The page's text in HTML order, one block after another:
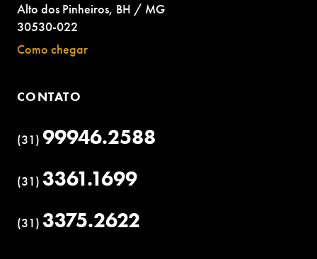
Alto dos Pinheiros, BH / MG
30530-022
Como chegar
CONTATO
(31) 99946.2588
(31) 3361.1699
(31) 3375.2622